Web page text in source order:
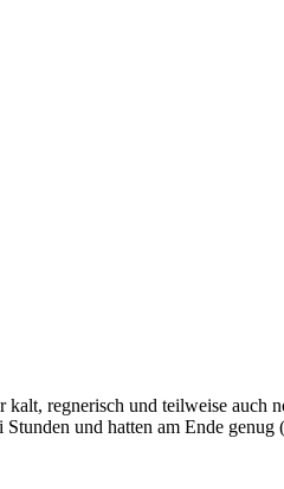
regnerisch und teilweise
und hatten am Ende